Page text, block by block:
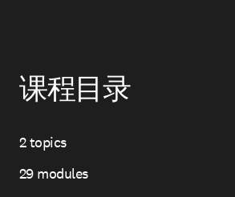
课程目录
2 topics
29 modules